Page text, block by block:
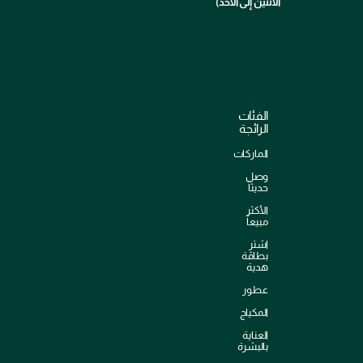
الفئات
الرائجة
الماركات
وصل
حديثاً
الأكثر
مبيعاً
اشترِ
بطاقة
هدية
عطور
المكياج
العناية
بالبشرة